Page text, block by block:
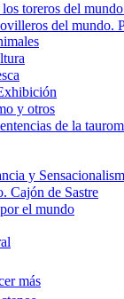
toreros del
del mundo.
y otros
de la
y
de Sastre
el mundo
más